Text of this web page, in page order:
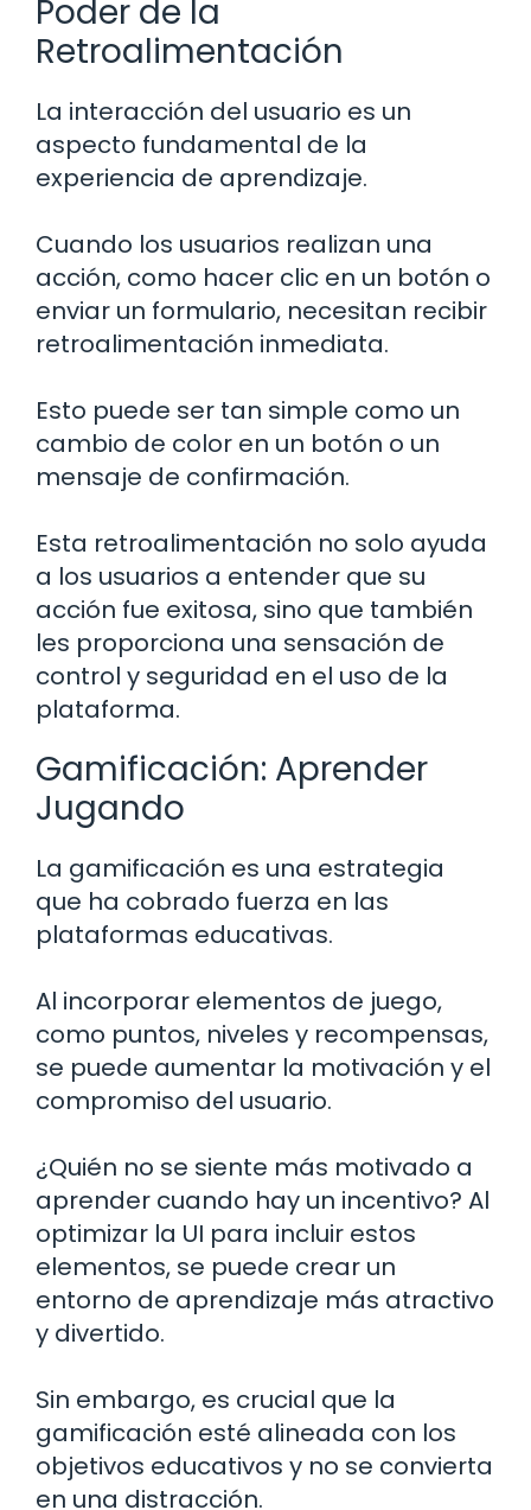
Poder de la
Retroalimentación
La interacción del usuario es un
aspecto fundamental de la
experiencia de aprendizaje.
Cuando los usuarios realizan una
acción, como hacer clic en un botón o
enviar un formulario, necesitan recibir
retroalimentación inmediata.
Esto puede ser tan simple como un
cambio de color en un botón o un
mensaje de confirmación.
Esta retroalimentación no solo ayuda
a los usuarios a entender que su
acción fue exitosa, sino que también
les proporciona una sensación de
control y seguridad en el uso de la
plataforma.
Gamificación: Aprender
Jugando
La gamificación es una estrategia
que ha cobrado fuerza en las
plataformas educativas.
Al incorporar elementos de juego,
como puntos, niveles y recompensas,
se puede aumentar la motivación y el
compromiso del usuario.
¿Quién no se siente más motivado a
aprender cuando hay un incentivo? Al
optimizar la UI para incluir estos
elementos, se puede crear un
entorno de aprendizaje más atractivo
y divertido.
Sin embargo, es crucial que la
gamificación esté alineada con los
objetivos educativos y no se convierta
en una distracción.